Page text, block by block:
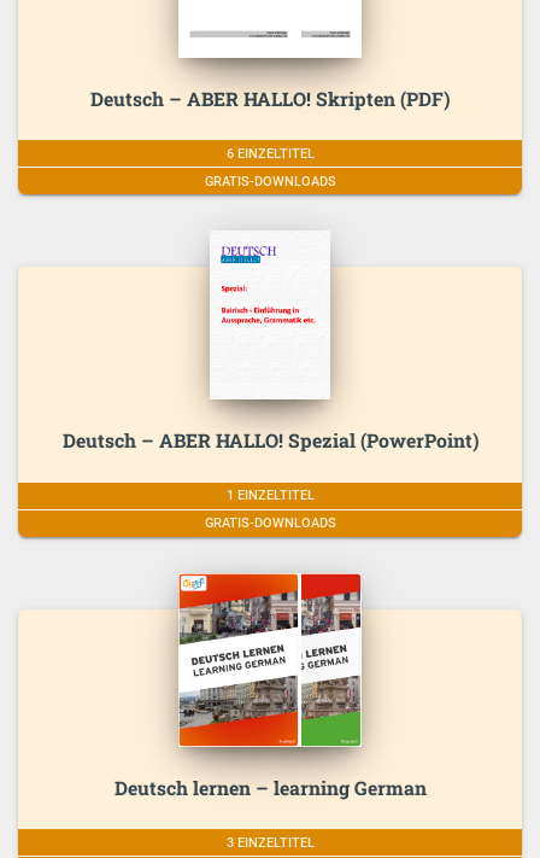
Deutsch – ABER HALLO! Skripten (PDF)
6 EINZELTITEL
GRATIS-DOWNLOADS
Deutsch – ABER HALLO! Spezial (PowerPoint)
1 EINZELTITEL
GRATIS-DOWNLOADS
Deutsch lernen – learning German
3 EINZELTITEL